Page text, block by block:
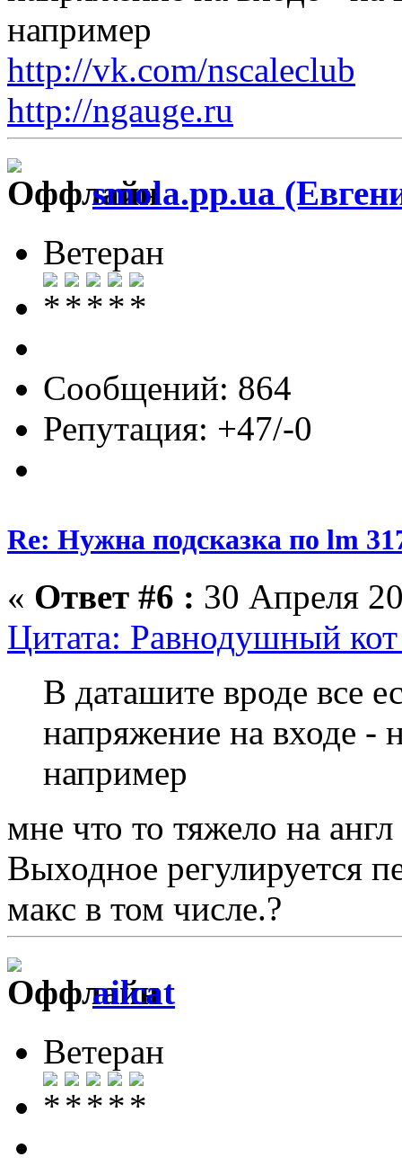
например
http://vk.com/nscaleclub
http://ngauge.ru
smola.pp.ua
Ветеран
Сообщений: 864
Репутация: +47/-0
Re: Нужна подсказка по lm
« Ответ #6 : 30 Апреля
Цитата: Равнодушный
В даташите вроде все
напряжение на входе -
например
мне что то тяжело на
Выходное регулируется
макс в том числе.?
ailcat
Ветеран